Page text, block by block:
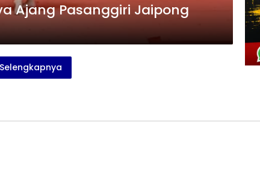
Ajang Pasanggiri Jaipong
Selengkapnya